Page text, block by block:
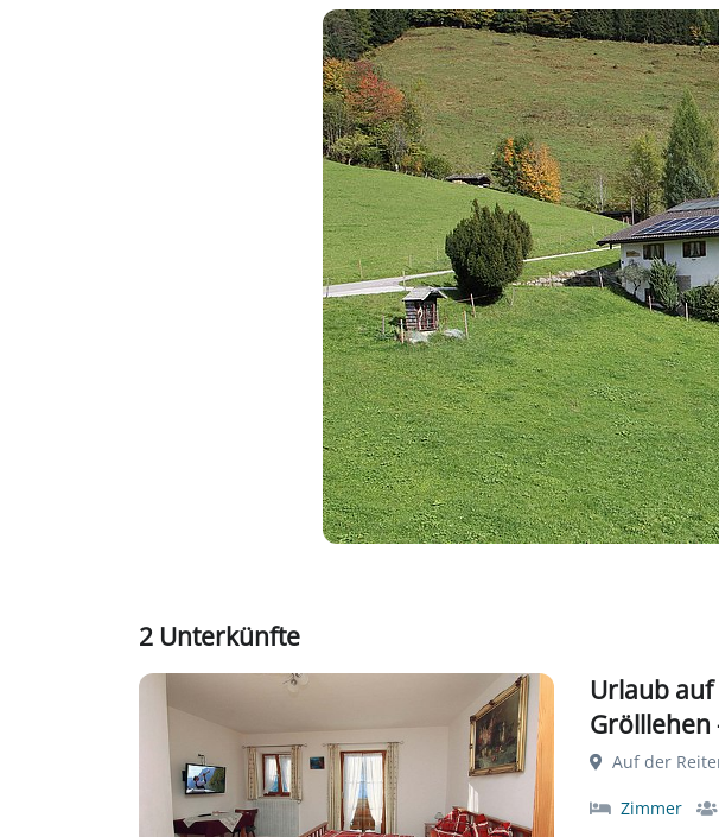
2 Unterkünfte
Urlaub
Grölllehen
Auf der
Zimmer